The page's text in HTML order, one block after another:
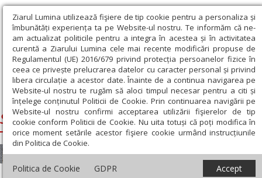
Ziarul Lumina utilizează fişiere de tip cookie pentru a personaliza și
îmbunătăți experiența ta pe Website-ul nostru. Te informăm că ne-
am actualizat politicile pentru a integra în acestea și în activitatea
curentă a Ziarului Lumina cele mai recente modificări propuse de
Regulamentul (UE) 2016/679 privind protecția persoanelor fizice în
ceea ce privește prelucrarea datelor cu caracter personal și privind
libera circulație a acestor date. Înainte de a continua navigarea pe
Website-ul nostru te rugăm să aloci timpul necesar pentru a citi și
înțelege conținutul Politicii de Cookie. Prin continuarea navigării pe
Website-ul nostru confirmi acceptarea utilizării fişierelor de tip
cookie conform Politicii de Cookie. Nu uita totuși că poți modifica în
orice moment setările acestor fişiere cookie urmând instrucțiunile
din Politica de Cookie.
Politica de Cookie GDPR Accept
Ziarul Lumina › Sfantul Apostol Pavel
Sfantul Apostol Pavel
Documentar Documentar Documentar